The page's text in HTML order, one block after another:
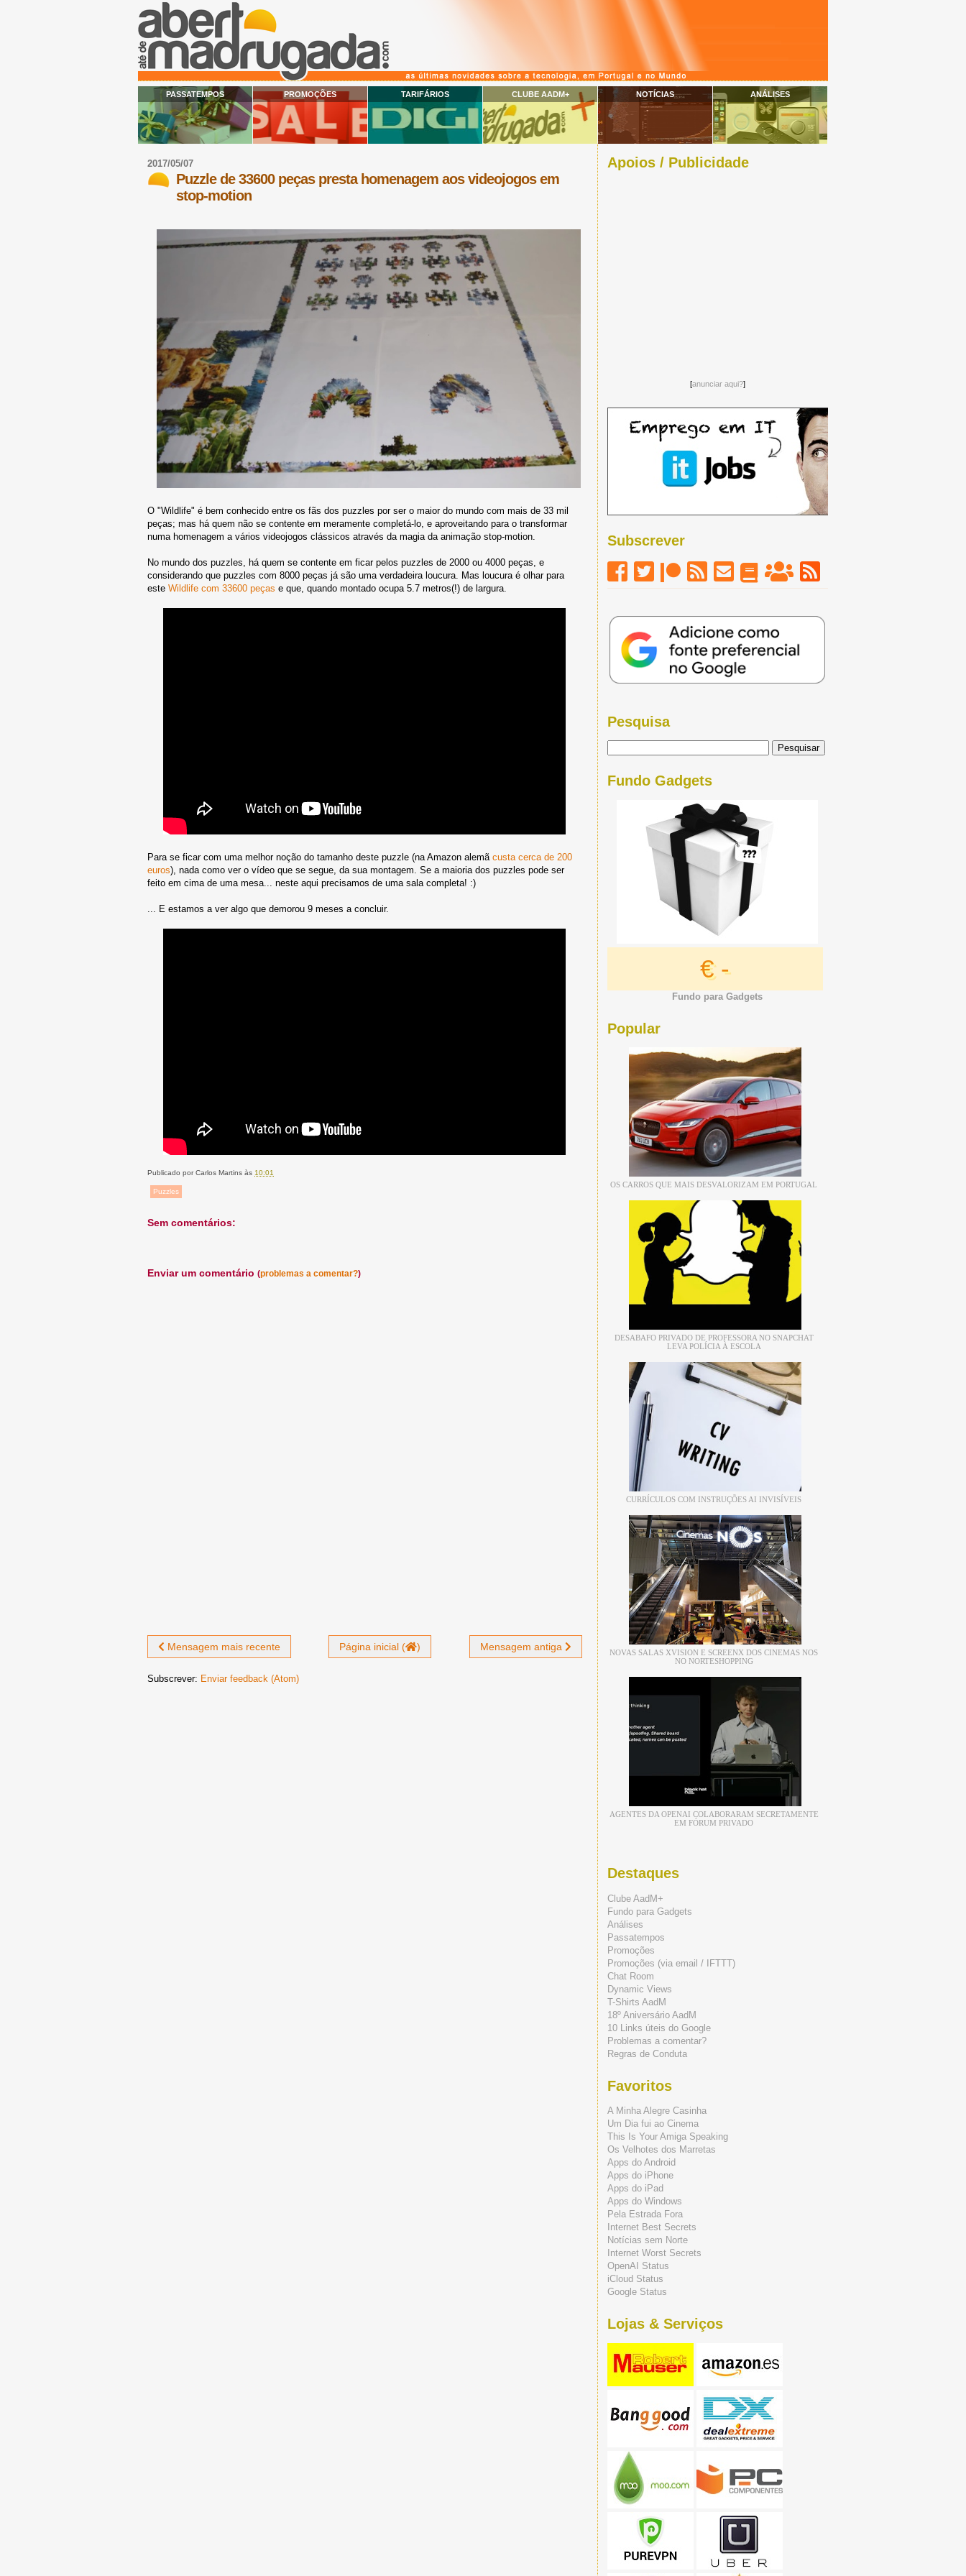
PASSATEMPOS PROMOÇÕES TARIFÁRIOS CLUBE AADM+ NOTÍCIAS ANÁLISES
2017/05/07
Puzzle de 33600 peças presta homenagem aos videojogos em
stop-motion
O "Wildlife" é bem conhecido entre os fãs dos puzzles por ser o maior do mundo com mais de 33 mil
peças; mas há quem não se contente em meramente completá-lo, e aproveitando para o transformar
numa homenagem a vários videojogos clássicos através da magia da animação stop-motion.
No mundo dos puzzles, há quem se contente em ficar pelos puzzles de 2000 ou 4000 peças, e
considerando que puzzles com 8000 peças já são uma verdadeira loucura. Mas loucura é olhar para
este Wildlife com 33600 peças e que, quando montado ocupa 5.7 metros(!) de largura.
Para se ficar com uma melhor noção do tamanho deste puzzle (na Amazon alemã custa cerca de 200
euros), nada como ver o vídeo que se segue, da sua montagem. Se a maioria dos puzzles pode ser
feito em cima de uma mesa... neste aqui precisamos de uma sala completa! :)
... E estamos a ver algo que demorou 9 meses a concluir.
Publicado porCarlos Martins às 10:01
Puzzles
Sem comentários:
Enviar um comentário (problemas a comentar?)
Mensagem mais recente Mensagem antiga
Página inicial ( )
Subscrever: Enviar feedback (Atom)
Apoios / Publicidade
[anunciar aqui?]
Subscrever
Pesquisa
Fundo Gadgets
€ -
Fundo para Gadgets
Popular
OS CARROS QUE MAIS DESVALORIZAM EM PORTUGAL
DESABAFO PRIVADO DE PROFESSORA NO SNAPCHAT
LEVA POLÍCIA À ESCOLA
CURRÍCULOS COM INSTRUÇÕES AI INVISÍVEIS
NOVAS SALAS XVISION E SCREENX DOS CINEMAS NOS
NO NORTESHOPPING
AGENTES DA OPENAI COLABORARAM SECRETAMENTE
EM FÓRUM PRIVADO
Destaques
Clube AadM+
Fundo para Gadgets
Análises
Passatempos
Promoções
Promoções (via email / IFTTT)
Chat Room
Dynamic Views
T-Shirts AadM
18º Aniversário AadM
10 Links úteis do Google
Problemas a comentar?
Regras de Conduta
Favoritos
A Minha Alegre Casinha
Um Dia fui ao Cinema
This Is Your Amiga Speaking
Os Velhotes dos Marretas
Apps do Android
Apps do iPhone
Apps do iPad
Apps do Windows
Pela Estrada Fora
Internet Best Secrets
Notícias sem Norte
Internet Worst Secrets
OpenAI Status
iCloud Status
Google Status
Lojas & Serviços